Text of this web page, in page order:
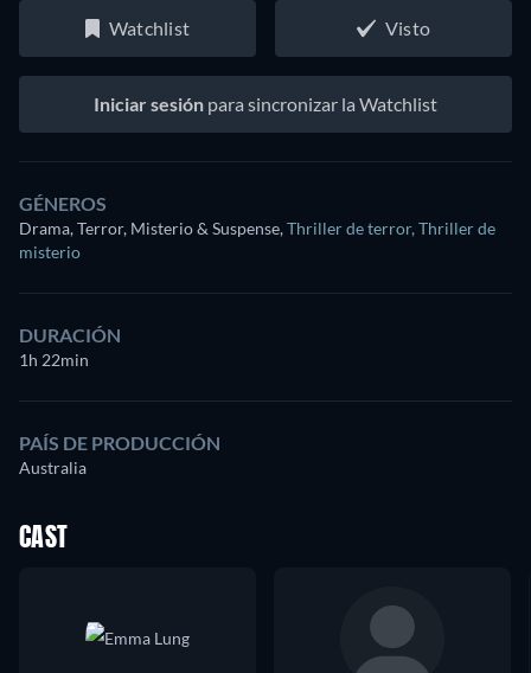
Watchlist Visto
Iniciar sesión para sincronizar la Watchlist
GÉNEROS
Drama, Terror, Misterio & Suspense,Thriller de terror, Thriller de
misterio
DURACIÓN
1h 22min
PAÍS DE PRODUCCIÓN
Australia
CAST